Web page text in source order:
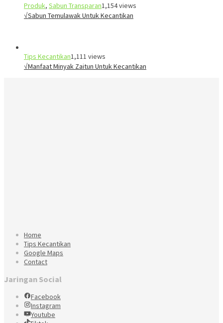
Produk, Sabun Transparan1,154 views
√Sabun Temulawak Untuk Kecantikan
Tips Kecantikan1,111 views
√Manfaat Minyak Zaitun Untuk Kecantikan
Home
Tips Kecantikan
Google Maps
Contact
Jaringan Social
Facebook
Instagram
Youtube